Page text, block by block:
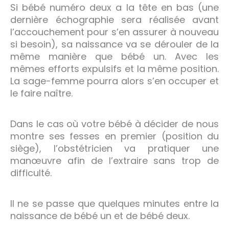
Si bébé numéro deux a la tête en bas (une
dernière échographie sera réalisée avant
l’accouchement pour s’en assurer à nouveau
si besoin), sa naissance va se dérouler de la
même manière que bébé un. Avec les
mêmes efforts expulsifs et la même position.
La sage-femme pourra alors s’en occuper et
le faire naître.
Dans le cas où votre bébé à décider de nous
montre ses fesses en premier (position du
siège), l’obstétricien va pratiquer une
manœuvre afin de l’extraire sans trop de
difficulté.
Il ne se passe que quelques minutes entre la
naissance de bébé un et de bébé deux.